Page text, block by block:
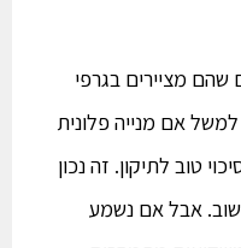
מציירים בגרפי
אם מנייה פלונית
טוב לתיקון. זה נכון
החישוב. אבל אם נשמע